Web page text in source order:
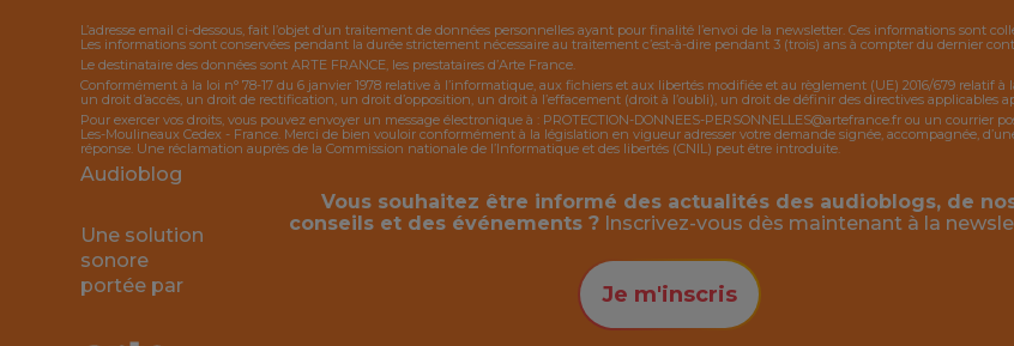
L’adresse email ci-dessous, fait l’objet d’un traitement de données personnelles ayant pour finalité l’envoi de la newsletter. Ces informations sont
Les informations sont conservées pendant la durée strictement nécessaire au traitement c’est-à-dire pendant 3 (trois) ans à compter du dernier
Le destinataire des données sont ARTE FRANCE, les prestataires d’Arte France.
Conformément à la loi n° 78-17 du 6 janvier 1978 relative à l’informatique, aux fichiers et aux libertés modifiée et au règlement (UE) 2016/679 relatif
un droit d’accès, un droit de rectification, un droit d’opposition, un droit à l’effacement (droit à l’oubli), un droit de définir des directives
Pour exercer vos droits, vous pouvez envoyer un message électronique à : PROTECTION-DONNEES-PERSONNELLES@artefrance.fr ou un courrier
Les-Moulineaux Cedex - France. Merci de bien vouloir conformément à la législation en vigueur adresser votre demande signée, accompagnée,
réponse. Une réclamation auprès de la Commission nationale de l’Informatique et des libertés (CNIL) peut être introduite.
Audioblog
Une solution
sonore
portée par
Vous souhaitez être informé des actualités des audioblogs, de
conseils et des événements ? Inscrivez-vous dès maintenant à la
Je m'inscris